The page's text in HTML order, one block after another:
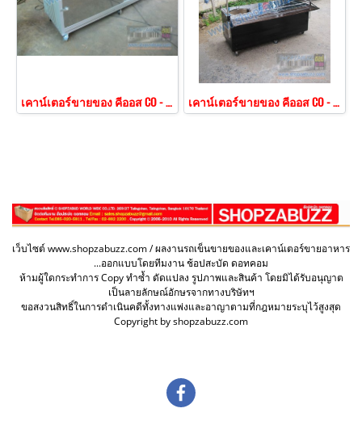
เคาน์เตอร์ขายของ คีออส CO - 154 เคาน์เตอร์ขายของ คีออส CO - 152
เว็บไซต์ www.shopzabuzz.com / ผลงานรถเข็นขายของและเคาน์เตอร์ขายอาหาร
...ออกแบบโดยทีมงาน ช้อปสะบัด ดอทคอม
ห้ามผู้ใดกระทำการ Copy ทำซ้ำ ดัดแปลง รูปภาพและสินค้า โดยมิได้รับอนุญาต
เป็นลายลักษณ์อักษรจากทางบริษัทฯ
ขอสงวนสิทธิ์ในการดำเนินคดีทั้งทางแพ่งและอาญาตามที่กฎหมายระบุไว้สูงสุด
Copyright by shopzabuzz.com